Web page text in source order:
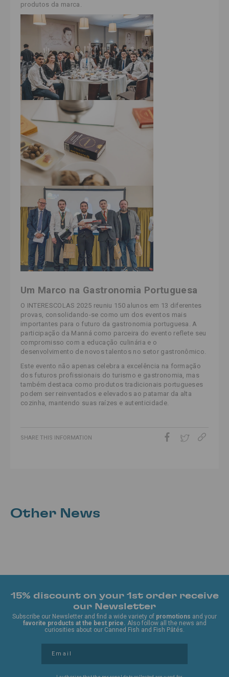
produtos da marca.
Um Marco na Gastronomia Portuguesa
O INTERESCOLAS 2025 reuniu 150 alunos em 13 diferentes
provas, consolidando-se como um dos eventos mais
importantes para o futuro da gastronomia portuguesa. A
participação da Manná como parceira do evento reflete seu
compromisso com a educação culinária e o
desenvolvimento de novos talentos no setor gastronômico.
Este evento não apenas celebra a excelência na formação
dos futuros profissionais do turismo e gastronomia, mas
também destaca como produtos tradicionais portugueses
podem ser reinventados e elevados ao patamar da alta
cozinha, mantendo suas raízes e autenticidade.
SHARE THIS INFORMATION
Other News
15% discount on your 1st order receive
our Newsletter
Subscribe our Newsletter and find a wide variety of promotions and your
favorite products at the best price. Also follow all the news and
curiosities about our Canned Fish and Fish Pâtés.